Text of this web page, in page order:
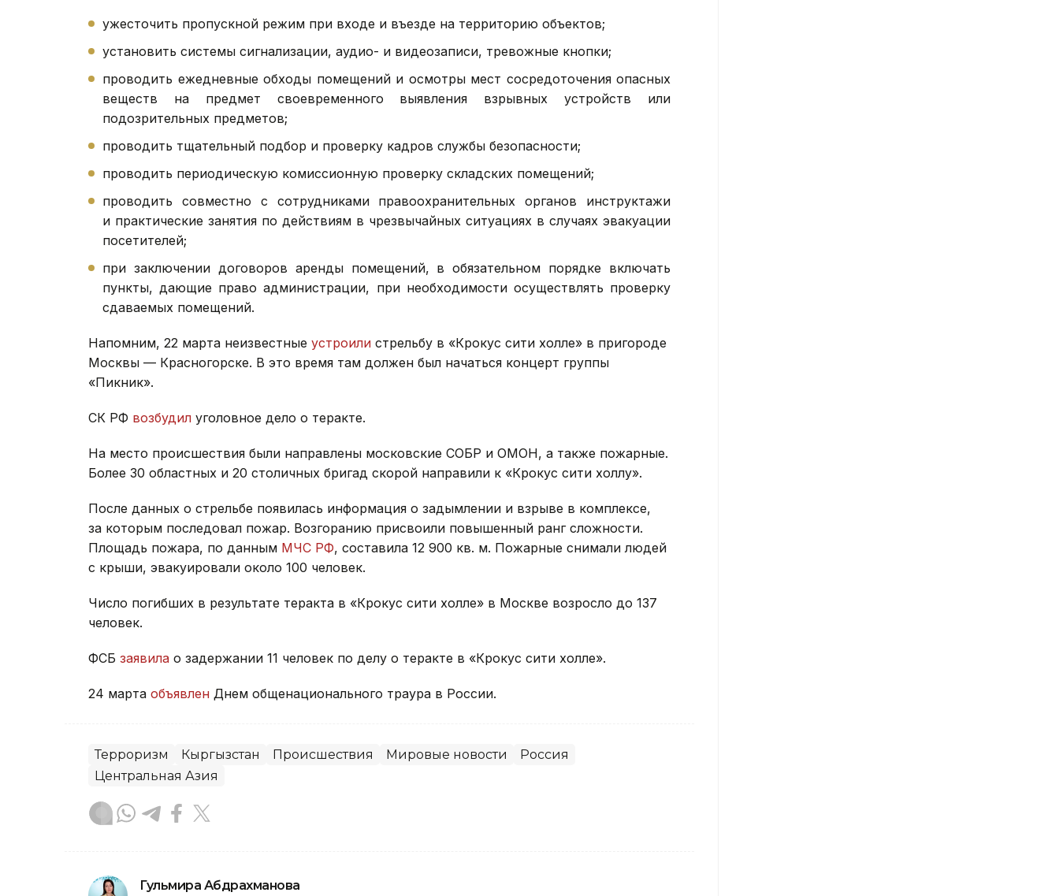
ужесточить пропускной режим при входе и въезде на территорию объектов;
установить системы сигнализации, аудио- и видеозаписи, тревожные кнопки;
проводить ежедневные обходы помещений и осмотры мест сосредоточения опасных
веществ на предмет своевременного выявления взрывных устройств или
подозрительных предметов;
проводить тщательный подбор и проверку кадров службы безопасности;
проводить периодическую комиссионную проверку складских помещений;
проводить совместно с сотрудниками правоохранительных органов инструктажи
и практические занятия по действиям в чрезвычайных ситуациях в случаях эвакуации
посетителей;
при заключении договоров аренды помещений, в обязательном порядке включать
пункты, дающие право администрации, при необходимости осуществлять проверку
сдаваемых помещений.
Напомним, 22 марта неизвестные устроили стрельбу в «Крокус сити холле» в пригороде
Москвы — Красногорске. В это время там должен был начаться концерт группы
«Пикник».
СК РФ возбудил уголовное дело о теракте.
На место происшествия были направлены московские СОБР и ОМОН, а также пожарные.
Более 30 областных и 20 столичных бригад скорой направили к «Крокус сити холлу».
После данных о стрельбе появилась информация о задымлении и взрыве в комплексе,
за которым последовал пожар. Возгоранию присвоили повышенный ранг сложности.
Площадь пожара, по данным МЧС РФ, составила 12 900 кв. м. Пожарные снимали людей
с крыши, эвакуировали около 100 человек.
Число погибших в результате теракта в «Крокус сити холле» в Москве возросло до 137
человек.
ФСБ заявила о задержании 11 человек по делу о теракте в «Крокус сити холле».
24 марта объявлен Днем общенационального траура в России.
Терроризм Кыргызстан Происшествия Мировые новости
Россия
Центральная Азия
Гульмира Абдрахманова